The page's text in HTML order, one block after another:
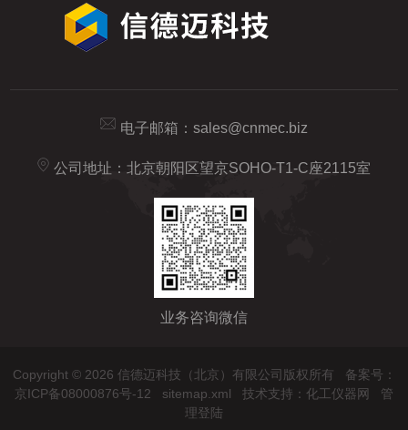
电子邮箱： sales@cnmec.biz
公司地址：北京朝阳区望京SOHO-T1-C座2115室
业务咨询微信
Copyright © 2026 信德迈科技（北京）有限公司版权所有 备案号：
京ICP备08000876号-12
sitemap.xml 技术支持： 化工仪器网
管
理登陆